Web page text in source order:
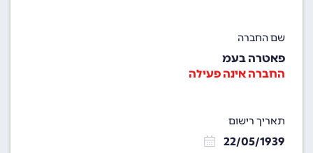
שם החברה
פאטרה בעמ
החברה אינה פעילה
תאריך רישום
22/05/1939